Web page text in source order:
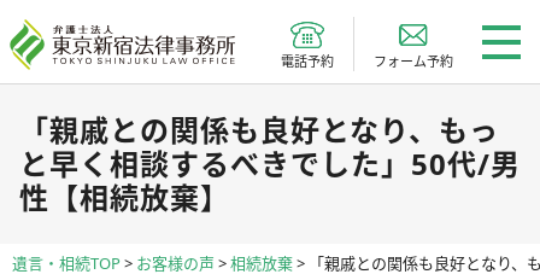
電話予約 フォーム予約
「親戚との関係も良好となり、もっ
と早く相談するべきでした」50代/男
性【相続放棄】
遺言・相続TOP> お客様の声 >相続放棄> 「親戚との関係も良好となり